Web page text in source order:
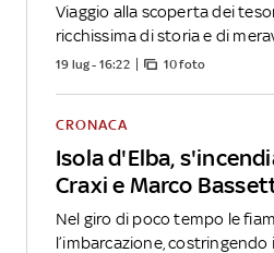
Viaggio alla scoperta dei
ricchissima di storia e di
19 lug - 16:22 10 foto
Isola d'Elba,
Craxi e Marco
CRONACA
Nel giro di poco tempo le
l’imbarcazione, costringendo i